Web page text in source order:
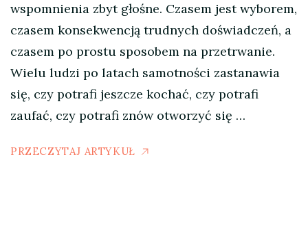
wspomnienia zbyt głośne. Czasem jest wyborem,
czasem konsekwencją trudnych doświadczeń, a
czasem po prostu sposobem na przetrwanie.
Wielu ludzi po latach samotności zastanawia
się, czy potrafi jeszcze kochać, czy potrafi
zaufać, czy potrafi znów otworzyć się …
PRZECZYTAJ ARTYKUŁ